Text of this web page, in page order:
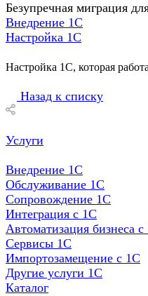
Безупречная миграция
Внедрение 1С
Настройка 1C
Настройка 1С, которая
Назад к списку
Услуги
Внедрение 1С
Обслуживание 1С
Сопровождение 1С
Интеграция с 1С
Автоматизация бизнеса с
Сервисы 1С
Импортозамещение с 1С
Другие услуги 1С
Каталог